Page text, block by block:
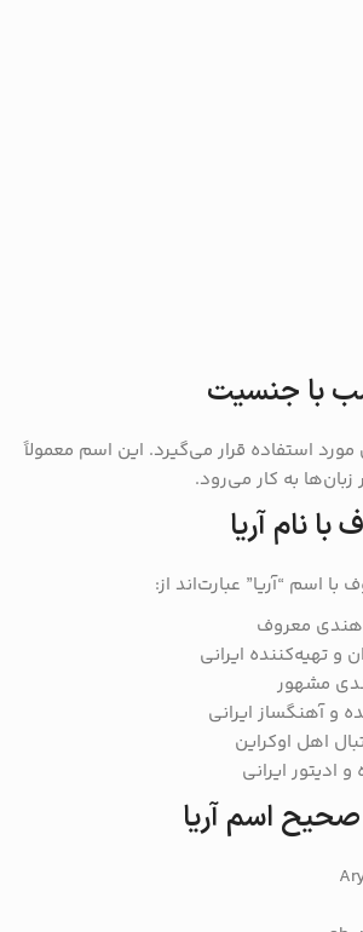
با جنسیت
مورد استفاده قرار می‌گیرد. این اسم معمولاً
به کار می‌رود.
نام آریا
اسم “آریا” عبارت‌اند از:
هندی معروف
و تهیه‌کننده ایرانی
مشهور
و آهنگساز ایرانی
اهل اوکراین
ادیتور ایرانی
اسم آریا